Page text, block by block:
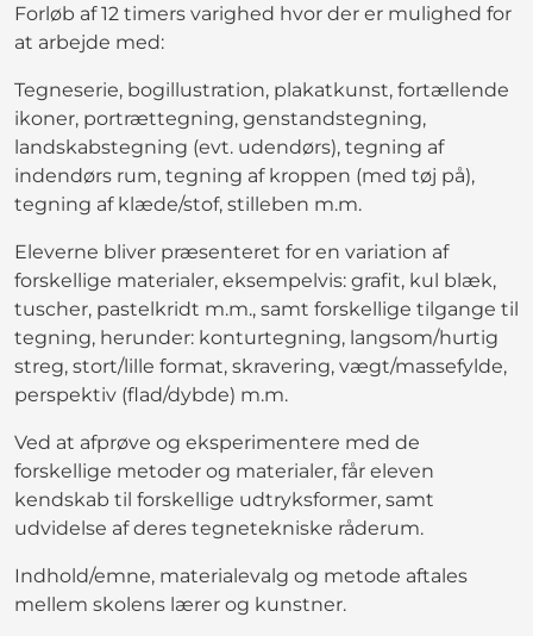
Forløb af 12 timers varighed hvor der er mulighed for
at arbejde med:
Tegneserie, bogillustration, plakatkunst, fortællende
ikoner, portrættegning, genstandstegning,
landskabstegning (evt. udendørs), tegning af
indendørs rum, tegning af kroppen (med tøj på),
tegning af klæde/stof, stilleben m.m.
Eleverne bliver præsenteret for en variation af
forskellige materialer, eksempelvis: grafit, kul blæk,
tuscher, pastelkridt m.m., samt forskellige tilgange til
tegning, herunder: konturtegning, langsom/hurtig
streg, stort/lille format, skravering, vægt/massefylde,
perspektiv (flad/dybde) m.m.
Ved at afprøve og eksperimentere med de
forskellige metoder og materialer, får eleven
kendskab til forskellige udtryksformer, samt
udvidelse af deres tegnetekniske råderum.
Indhold/emne, materialevalg og metode aftales
mellem skolens lærer og kunstner.